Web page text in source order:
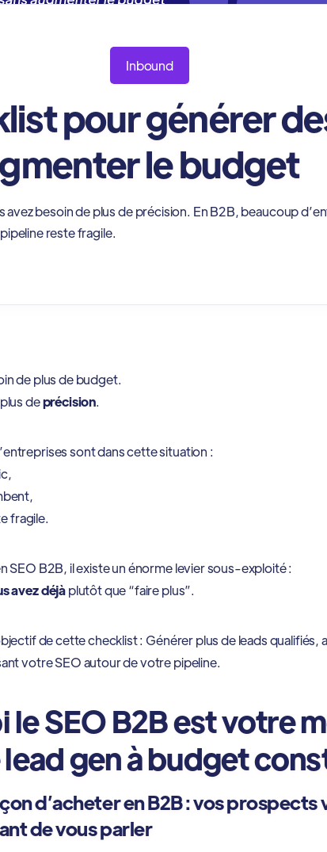
Inbound
pour générer
le budget
avez besoin de plus de précision. En B2B, beaucoup
reste fragile.
de plus de budget.
deprécision.
sont dans cette situation :
fragile.
SEO B2B, il existe un énorme levier sous-exploité :
avez déjàplutôt que “faire plus”.
de cette checklist : Générer plus de leads qualifiés,
votre SEO autour de votre pipeline.
le SEO B2B est votre
gen à budget
d’acheter en B2B : vos prospects
de vous parler